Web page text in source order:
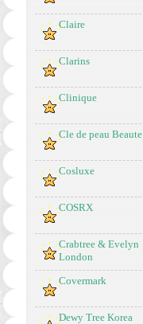
Claire
Clarins
Clinique
Cle de peau Beaute
Cosluxe
COSRX
Crabtree & Evelyn
London
Covermark
Dewy Tree Korea